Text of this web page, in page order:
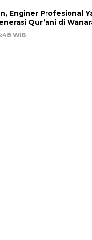
Enginer Profesional
Qur’ani di
WIB